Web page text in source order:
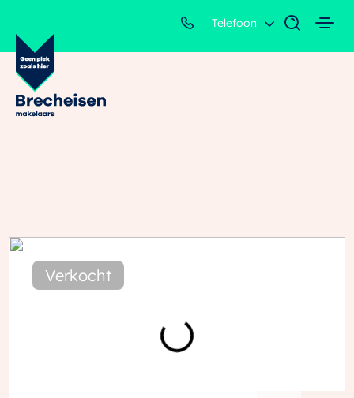
Telefoon
Verkocht